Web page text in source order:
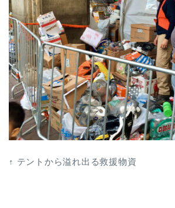
↑ テントから溢れ出る救援物資